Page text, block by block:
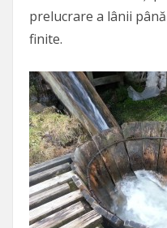
prelucrare a lânii
finite.